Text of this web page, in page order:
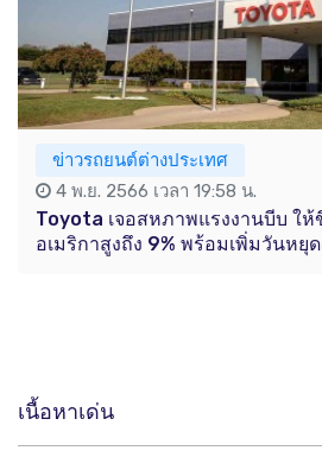
ข่าวรถยนต์ต่างประเทศ
4 พ.ย. 2566 เวลา 19:58 น.
Toyota เจอสหภาพแรงงานบีบ ให้
อเมริกาสูงถึง 9% พร้อมเพิ่มวันหยุ
เนื้อหาเด่น